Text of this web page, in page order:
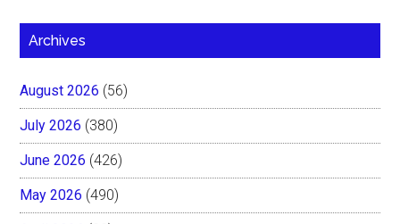
Archives
August 2026 (56)
July 2026 (380)
June 2026 (426)
May 2026 (490)